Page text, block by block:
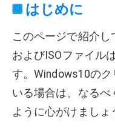
はじめに
このページで紹介し
およびISOファイル
す。Windows10の
いる場合は、なるべ
ように心がけましょ